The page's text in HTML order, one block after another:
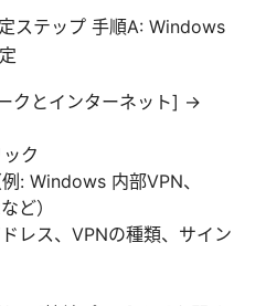
ステップ 手順A: Windows
クとインターネット] →
ク
: Windows 内部VPN、
ど）
レス、VPNの種類、サイン